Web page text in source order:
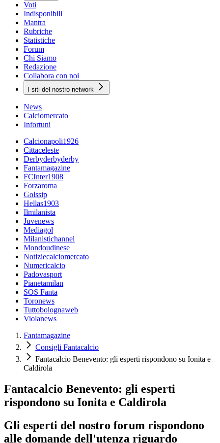
Voti
Indisponibili
Mantra
Rubriche
Statistiche
Forum
Chi Siamo
Redazione
Collabora con noi
I siti del nostro network
News
Calciomercato
Infortuni
Calcionapoli1926
Cittaceleste
Derbyderbyderby
Fantamagazine
FCInter1908
Forzaroma
Golssip
Hellas1903
Ilmilanista
Juvenews
Mediagol
Milanistichannel
Mondoudinese
Notiziecalciomercato
Numericalcio
Padovasport
Pianetamilan
SOS Fanta
Toronews
Tuttobolognaweb
Violanews
Fantamagazine
Consigli Fantacalcio
Fantacalcio Benevento: gli esperti rispondono su Ionita e
Caldirola
Fantacalcio Benevento: gli esperti
rispondono su Ionita e Caldirola
Gli esperti del nostro forum rispondono
alle domande dell'utenza riguardo